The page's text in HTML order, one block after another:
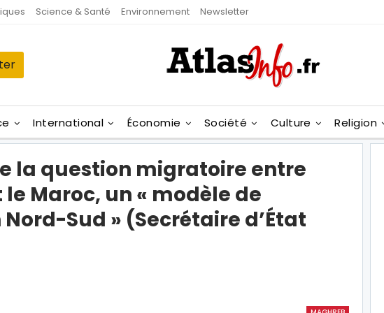
Science & Santé Environnement Newsletter
International Économie Société Culture Religion
la question migratoire entre
le Maroc, un « modèle de
Sud » (Secrétaire d’État